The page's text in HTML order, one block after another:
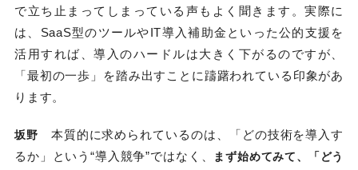
で立ち止まってしまっている声もよく聞きます。実際に
は、SaaS型のツールやIT導入補助金といった公的支援を
活用すれば、導入のハードルは大きく下がるのですが、
「最初の一歩」を踏み出すことに躊躇われている印象があ
ります。
坂野 本質的に求められているのは、「どの技術を導入す
るか」という“導入競争”ではなく、
まず始めてみて、「どう